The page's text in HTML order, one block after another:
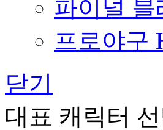
파이널 블
프로야구
닫기
대표 캐릭터